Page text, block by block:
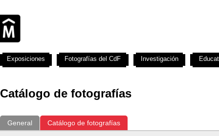
Catálogo de fotografías
General Catálogo de fotografías
Exposiciones Fotografías del CdF Investigación